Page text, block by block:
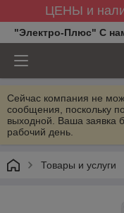
ЦЕНЫ и
"Электро-Плюс" С
Сейчас компания не
сообщения, поскольку
выходной. Ваша заявка
рабочий день.
Товары и услуги